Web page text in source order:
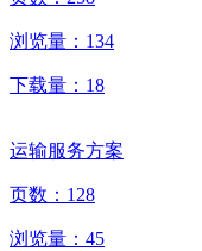
浏览量： 134
下载量： 18
运输服务方案
页数： 128
浏览量： 45